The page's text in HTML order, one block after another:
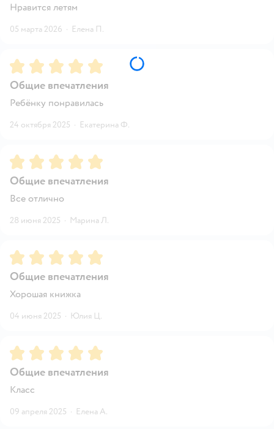
Нравится летям
05 марта 2026 · Елена П.
Рейтинг:5
Общие впечатления
Ребёнку понравилась
24 октября 2025 · Екатерина Ф.
Рейтинг:5
Общие впечатления
Все отлично
28 июня 2025 · Марина Л.
Рейтинг:5
Общие впечатления
Хорошая книжка
04 июня 2025 · Юлия Ц.
Рейтинг:5
Общие впечатления
Класс
09 апреля 2025 · Елена А.